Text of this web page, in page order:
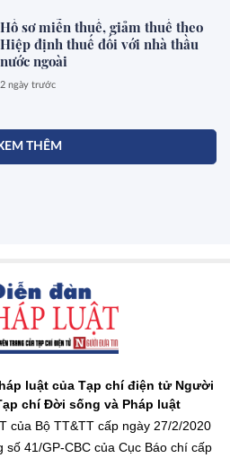
Hồ sơ miễn thuế, giảm thuế theo
Hiệp định thuế đối với nhà thầu
nước ngoài
2 ngày trước
THÊM
luật của Tạp chí điện tử Người
chí Đời sống và Pháp luật
của Bộ TT&TT cấp ngày 27/2/2020
41/GP-CBC của Cục Báo chí cấp